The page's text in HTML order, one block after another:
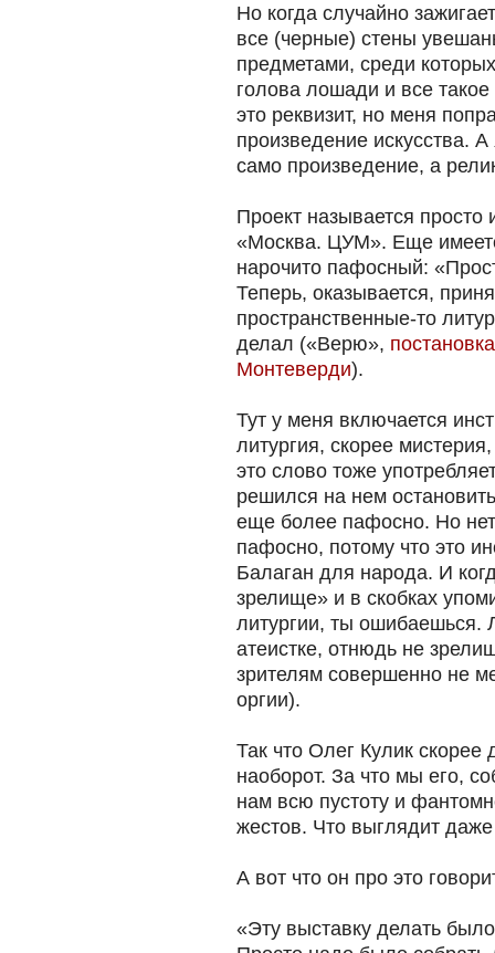
Но когда случайно
все (черные) стены
предметами, среди
голова лошади и все
это реквизит, но меня
произведение искусства.
само произведение, а
Проект называется просто
«Москва. ЦУМ». Еще
нарочито пафосный:
Теперь, оказывается,
пространственные-то
делал («Верю»,
Монтеверди).
Тут у меня включается
литургия, скорее
это слово тоже
решился на нем
еще более пафосно. Но
пафосно, потому что это
Балаган для народа. И
зрелище» и в скобках
литургии, ты ошибаешься.
атеистке, отнюдь не
зрителям совершенно не
оргии).
Так что Олег Кулик скорее
наоборот. За что мы его,
нам всю пустоту и
жестов. Что выглядит
А вот что он про это
«Эту выставку делать